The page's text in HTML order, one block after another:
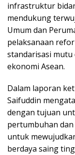
infrastruktur
mendukung
Umum dan
pelaksanaan
standarisasi mutu
ekonomi Asean.
Dalam laporan
Saifuddin
dengan tujuan
pertumbuhan
untuk
berdaya saing